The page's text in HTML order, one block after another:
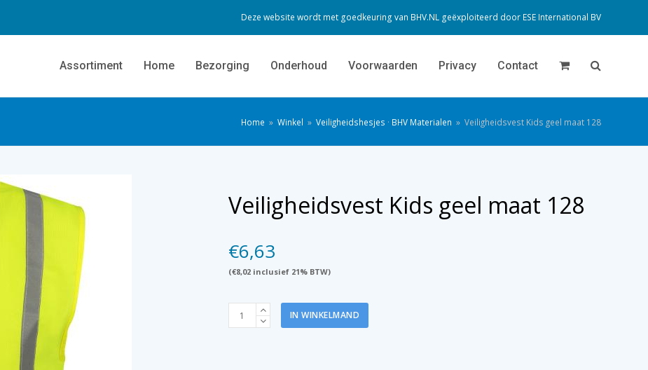
Deze website wordt met goedkeuring van BHV.NL geëxploiteerd door ESE International BV
Assortiment Home Bezorging Onderhoud Voorwaarden Privacy Contact
Home » Winkel » Veiligheidshesjes · BHV Materialen » Veiligheidsvest Kids geel maat 128
Veiligheidsvest Kids geel maat 128
€6,63
(€8,02inclusief 21% BTW)
Veiligheidsvest
Kids
IN WINKELMAND